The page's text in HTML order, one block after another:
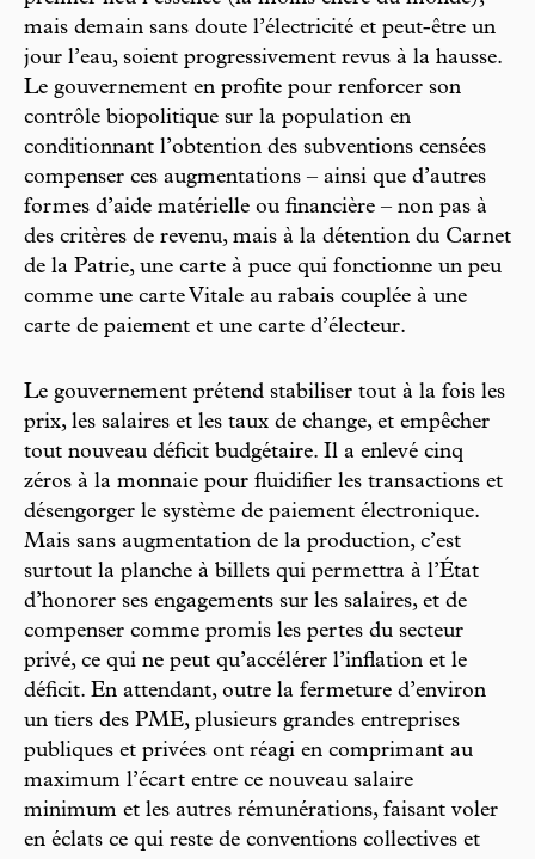
mais demain sans doute l’électricité et peut-être un
jour l’eau, soient progressivement revus à la hausse.
Le gouvernement en profite pour renforcer son
contrôle biopolitique sur la population en
conditionnant l’obtention des subventions censées
compenser ces augmentations – ainsi que d’autres
formes d’aide matérielle ou financière – non pas à
des critères de revenu, mais à la détention du Carnet
de la Patrie, une carte à puce qui fonctionne un peu
comme une carte Vitale au rabais couplée à une
carte de paiement et une carte d’électeur.
Le gouvernement prétend stabiliser tout à la fois les
prix, les salaires et les taux de change, et empêcher
tout nouveau déficit budgétaire. Il a enlevé cinq
zéros à la monnaie pour fluidifier les transactions et
désengorger le système de paiement électronique.
Mais sans augmentation de la production, c’est
surtout la planche à billets qui permettra à l’État
d’honorer ses engagements sur les salaires, et de
compenser comme promis les pertes du secteur
privé, ce qui ne peut qu’accélérer l’inflation et le
déficit. En attendant, outre la fermeture d’environ
un tiers des PME, plusieurs grandes entreprises
publiques et privées ont réagi en comprimant au
maximum l’écart entre ce nouveau salaire
minimum et les autres rémunérations, faisant voler
en éclats ce qui reste de conventions collectives et